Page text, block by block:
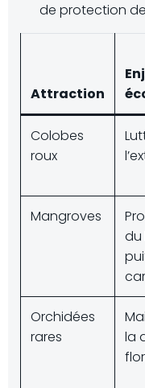
de protection
Attraction
Colobes
roux
Mangroves
du
Orchidées
rares
la